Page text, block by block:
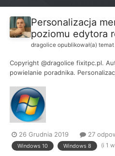
Personalizacja
poziomu edytora
dragolice opublikował(a) temat
Copyright @dragolice fixitpc.pl.
powielanie poradnika.
26 Grudnia 2019 27
Windows 10 Windows 8 (i 1